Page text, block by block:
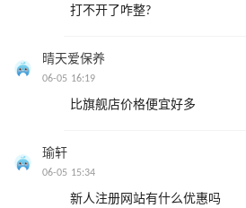
打不开了咋整?
晴天爱保养
06-05 16:19
比旗舰店价格便宜好多
瑜轩
06-05 15:34
新人注册网站有什么优惠吗